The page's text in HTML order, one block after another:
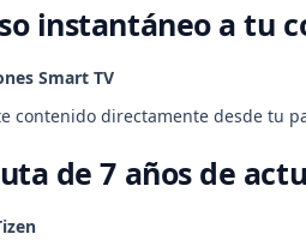
instantáneo a tu
Smart TV
contenido directamente desde tu
de 7 años de